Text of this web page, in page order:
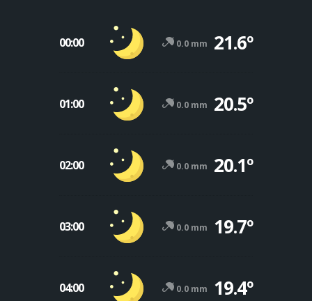
00:00 0.0 mm 21.6º
01:00 0.0 mm 20.5º
02:00 0.0 mm 20.1º
03:00 0.0 mm 19.7º
04:00 0.0 mm 19.4º